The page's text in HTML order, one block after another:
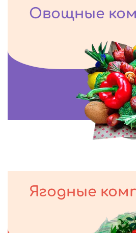
Овощные
Ягодные